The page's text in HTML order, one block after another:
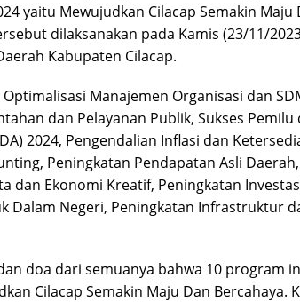
yaitu Mewujudkan Cilacap Semakin Maju
dilaksanakan pada Kamis (23/11/
Kabupaten Cilacap.
Manajemen Organisasi dan
dan Pelayanan Publik, Sukses Pemilu
2024, Pengendalian Inflasi dan
Peningkatan Pendapatan Asli Daerah,
dan Ekonomi Kreatif, Peningkatan
Dalam Negeri, Peningkatan Infrastruktur
doa dari semuanya bahwa 10 program
Cilacap Semakin Maju Dan Bercahaya.